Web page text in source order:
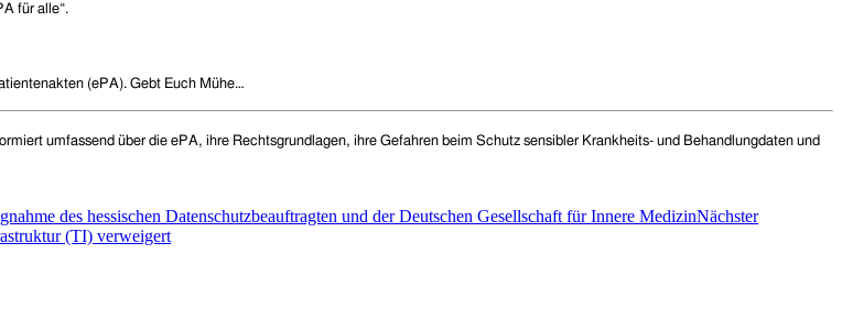
für alle“.
(ePA). Gebt Euch Mühe…
umfassend über die ePA, ihre Rechtsgrundlagen, ihre Gefahren beim Schutz sensibler Krankheits- und Behandlungdaten und
des hessischen Datenschutzbeauftragten und der Deutschen Gesellschaft für Innere MedizinNächster
(TI) verweigert